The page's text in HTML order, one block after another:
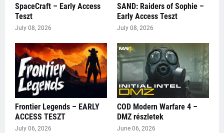
SpaceCraft – Early Access
Teszt
July 08, 2026
SAND: Raiders of Sophie –
Early Access Teszt
July 08, 2026
Frontier Legends – EARLY
ACCESS TESZT
July 06, 2026
COD Modern Warfare 4 –
DMZ részletek
June 06, 2026